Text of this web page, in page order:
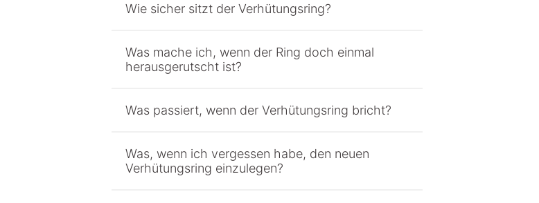
Wie sicher sitzt der Verhütungsring?
Was mache ich, wenn der Ring doch einmal
herausgerutscht ist?
Was passiert, wenn der Verhütungsring bricht?
Was, wenn ich vergessen habe, den neuen
Verhütungsring einzulegen?